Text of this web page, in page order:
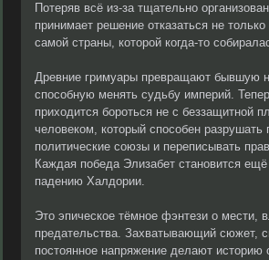
Потеряв всё из-за тщательно
принимает решение отказаться не
самой страны, которой когда-то
Древние гримуары превращают бывшую
способную менять судьбу империй.
приходится бороться не с беззащитной
человеком, который способен разрушать
политические союзы и переписывать
Каждая победа Элизабет становится
падению Халдории.
Это эпическое тёмное фэнтези о мести,
предательства. Захватывающий сюжет,
постоянное напряжение делают историю